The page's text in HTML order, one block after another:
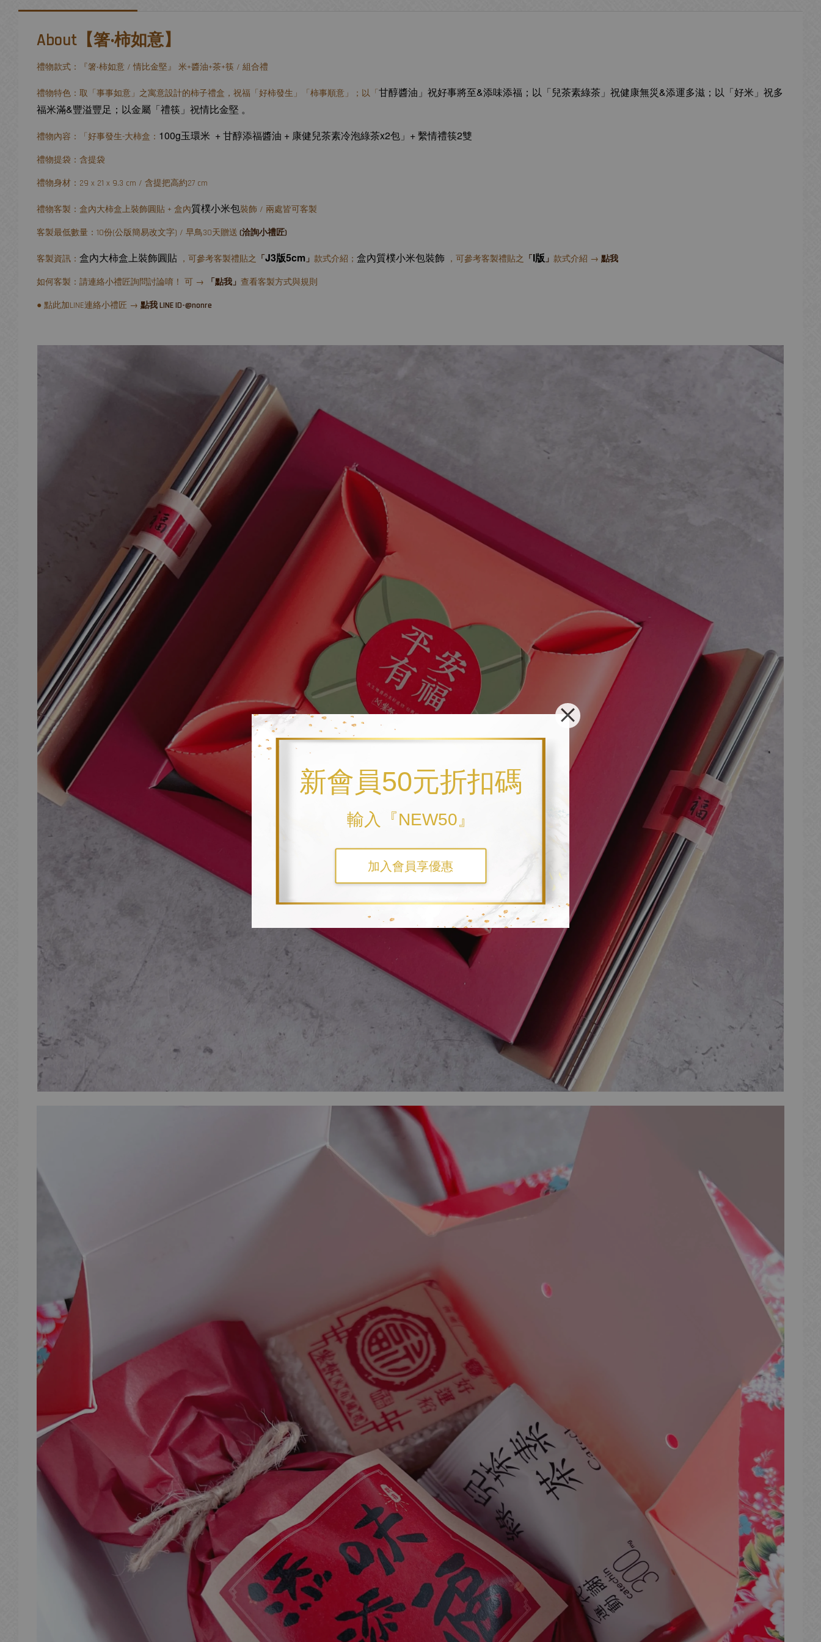
新會員50元折扣碼
輸入『NEW50』
加入會員享優惠
About【箸‧柿如意】
禮物款式：『箸‧柿如意 / 情比金堅』 米+醬油+茶+筷 / 組合禮
禮物特色：取「事事如意」之寓意設計的柿子禮盒，祝福「好柿發生」「柿事順意」；以「 甘醇醬油」祝好事將至&添味添福；以「兒茶素綠茶」祝健康無災&添運多滋；以「好米」祝多
福米滿&豐溢豐足 ；以金屬「禮筷」祝情比金堅 。
禮物內容：「好事發生-大柿盒： 100g玉環米 + 甘醇添福醬油 + 康健兒茶素冷泡綠茶x2包 」+ 繫情禮筷2雙
禮物提袋：含提袋
禮物身材：29 x 21 x 9.3 cm / 含提把高約27 cm
禮物客製：盒內大柿盒上裝飾圓貼 + 盒內質樸小米包裝飾 / 兩處皆可客製
客製最低數量：10份(公版簡易改文字) / 早鳥30天贈送 (洽詢小禮匠)
客製資訊： 盒內大柿盒上裝飾圓貼 ，可參考客製禮貼之 「 J3版5cm」 款式介紹； 盒內質樸小米包裝飾 ，可參考客製禮貼之 「 I版」 款式介紹 → 點我
如何客製：請連絡小禮匠詢問討論唷！ 可 → 「點我」 查看客製方式與規則
● 點此加LINE連絡小禮匠 → 點我 LINE ID-@nonre